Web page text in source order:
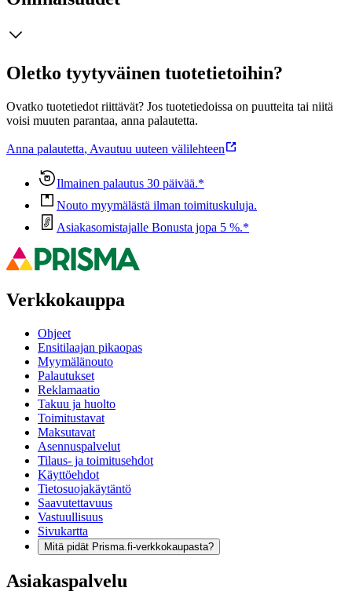
Oletko tyytyväinen tuotetietoihin?
Ovatko tuotetiedot riittävät? Jos tuotetiedoissa on puutteita tai niitä
voisi muuten parantaa, anna palautetta.
Anna palautetta, Avautuu uuteen välilehteen
Ilmainen palautus 30 päivää.*
Nouto myymälästä ilman toimituskuluja.
Asiakasomistajalle Bonusta jopa 5 %.*
Verkkokauppa
Ohjeet
Ensitilaajan pikaopas
Myymälänouto
Palautukset
Reklamaatio
Takuu ja huolto
Toimitustavat
Maksutavat
Asennuspalvelut
Tilaus- ja toimitusehdot
Käyttöehdot
Tietosuojakäytäntö
Saavutettavuus
Vastuullisuus
Sivukartta
Mitä pidät Prisma.fi-verkkokaupasta?
Asiakaspalvelu